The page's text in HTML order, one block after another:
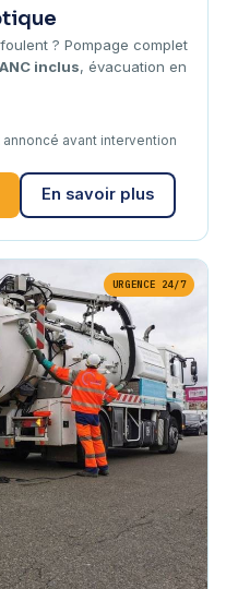
? Pompage complet
inclus, évacuation en
annoncé avant intervention
En savoir plus
URGENCE 24/7